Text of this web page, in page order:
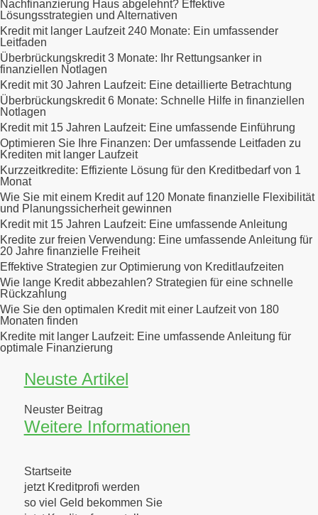
Nachfinanzierung Haus abgelehnt? Effektive
Lösungsstrategien und Alternativen
Kredit mit langer Laufzeit 240 Monate: Ein umfassender
Leitfaden
Überbrückungskredit 3 Monate: Ihr Rettungsanker in
finanziellen Notlagen
Kredit mit 30 Jahren Laufzeit: Eine detaillierte Betrachtung
Überbrückungskredit 6 Monate: Schnelle Hilfe in finanziellen
Notlagen
Kredit mit 15 Jahren Laufzeit: Eine umfassende Einführung
Optimieren Sie Ihre Finanzen: Der umfassende Leitfaden zu
Krediten mit langer Laufzeit
Kurzzeitkredite: Effiziente Lösung für den Kreditbedarf von 1
Monat
Wie Sie mit einem Kredit auf 120 Monate finanzielle Flexibilität
und Planungssicherheit gewinnen
Kredit mit 15 Jahren Laufzeit: Eine umfassende Anleitung
Kredite zur freien Verwendung: Eine umfassende Anleitung für
20 Jahre finanzielle Freiheit
Effektive Strategien zur Optimierung von Kreditlaufzeiten
Wie lange Kredit abbezahlen? Strategien für eine schnelle
Rückzahlung
Wie Sie den optimalen Kredit mit einer Laufzeit von 180
Monaten finden
Kredite mit langer Laufzeit: Eine umfassende Anleitung für
optimale Finanzierung
Neuste Artikel
Neuster Beitrag
Weitere Informationen
Startseite
jetzt Kreditprofi werden
so viel Geld bekommen Sie